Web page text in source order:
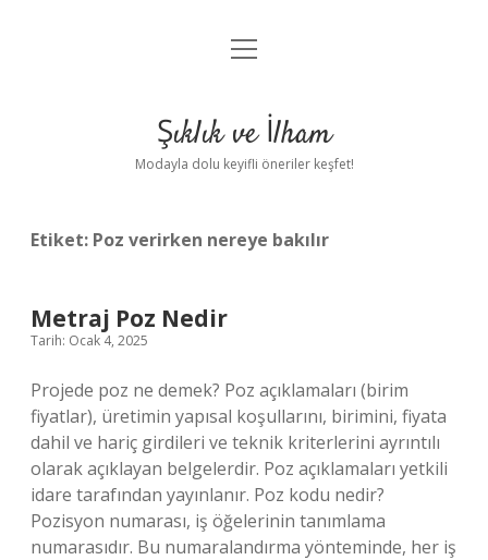
Anasayfa
Yasal Uyarı
menüyü
Şıklık ve İlham
Modayla dolu keyifli öneriler keşfet!
Etiket: Poz verirken nereye bakılır
Metraj Poz Nedir
Tarih: Ocak 4, 2025
Projede poz ne demek? Poz açıklamaları (birim
fiyatlar), üretimin yapısal koşullarını, birimini, fiyata
dahil ve hariç girdileri ve teknik kriterlerini ayrıntılı
olarak açıklayan belgelerdir. Poz açıklamaları yetkili
idare tarafından yayınlanır. Poz kodu nedir?
Pozisyon numarası, iş öğelerinin tanımlama
numarasıdır. Bu numaralandırma yönteminde, her iş